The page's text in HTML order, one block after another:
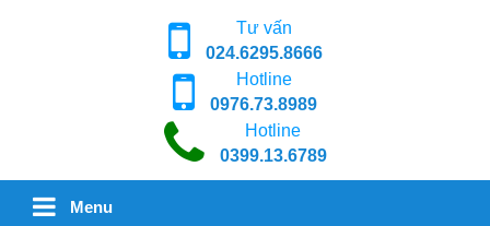
Tư vấn
024.6295.8666
Hotline
0976.73.8989
Hotline
0399.13.6789
Menu